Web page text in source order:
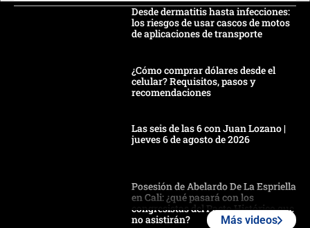
Desde dermatitis hasta infecciones:
los riesgos de usar cascos de motos
de aplicaciones de transporte
¿Cómo comprar dólares desde el
celular? Requisitos, pasos y
recomendaciones
Las seis de las 6 con Juan Lozano |
jueves 6 de agosto de 2026
Posesión de Abelardo De La Espriella
en Cali: ¿qué pasará con los
congresistas del Pacto Histórico que
no asistirán?
Más videos